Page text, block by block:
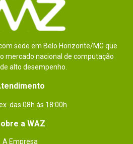
sede em Belo Horizonte/MG que
mercado nacional de computação
alto desempenho.
das 08h às 18:00h
a WAZ
A Empresa